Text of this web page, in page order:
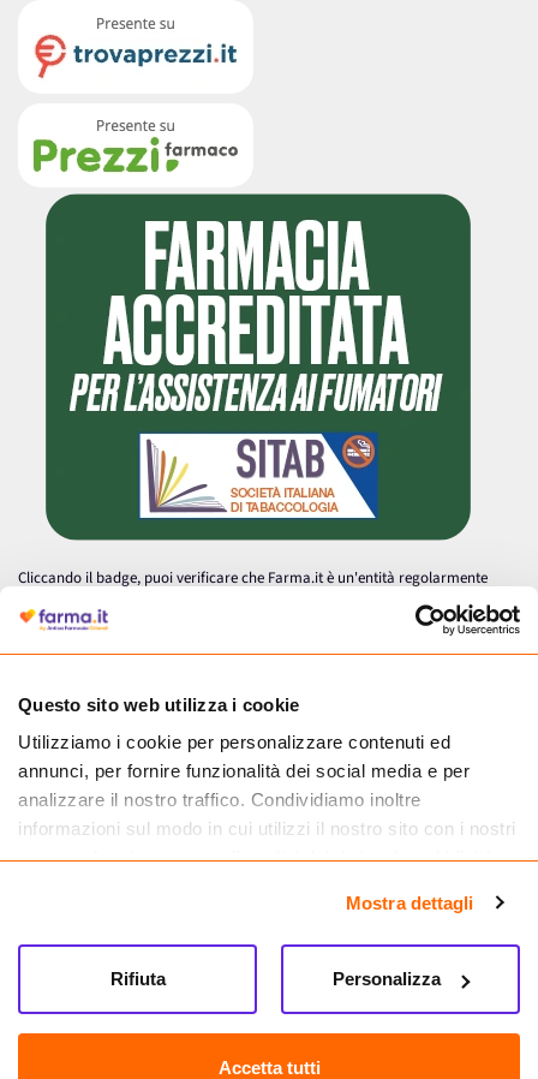
Questo sito web utilizza i cookie
Utilizziamo i cookie per personalizzare contenuti ed
annunci, per fornire funzionalità dei social media e per
analizzare il nostro traffico. Condividiamo inoltre
informazioni sul modo in cui utilizzi il nostro sito con i nostri
partner che si occupano di analisi dei dati web, pubblicità e
informazioni che hai fornito loro o che hanno raccolto dal
tuo utilizzo dei loro servizi.
Mostra dettagli
Accetta tutti
Personalizza
Rifiuta
Cliccando il badge, puoi verificare che Farma.it è un'entità regolarmente
autorizzata dal Ministero della Salute a effettuare la vendita online di
medicinali.
Farma.it S.a.s. P. IVA 07417261216 REA: NA-884088
CREDITS
Sede legale Via delle Repubbliche Marinare 128, 80147 Napoli